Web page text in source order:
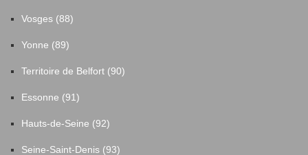
Vosges (88)
Yonne (89)
Territoire de Belfort (90)
Essonne (91)
Hauts-de-Seine (92)
Seine-Saint-Denis (93)